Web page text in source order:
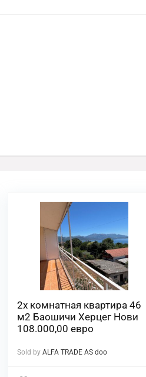
2х комнатная квартира 46
м2 Баошичи Херцег Нови
108.000,00 евро
Sold by ALFA TRADE AS doo